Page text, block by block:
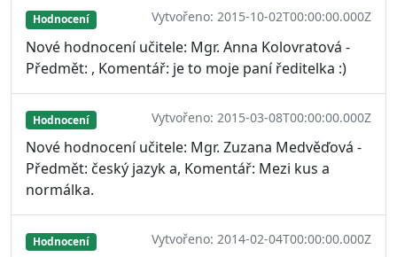
Hodnocení Vytvořeno: 2015-10-02T00:00:00.000Z
Nové hodnocení učitele: Mgr. Anna Kolovratová -
Předmět: , Komentář: je to moje paní ředitelka :)
Hodnocení Vytvořeno: 2015-03-08T00:00:00.000Z
Nové hodnocení učitele: Mgr. Zuzana Medvěďová -
Předmět: český jazyk a, Komentář: Mezi kus a
normálka.
Hodnocení Vytvořeno: 2014-02-04T00:00:00.000Z